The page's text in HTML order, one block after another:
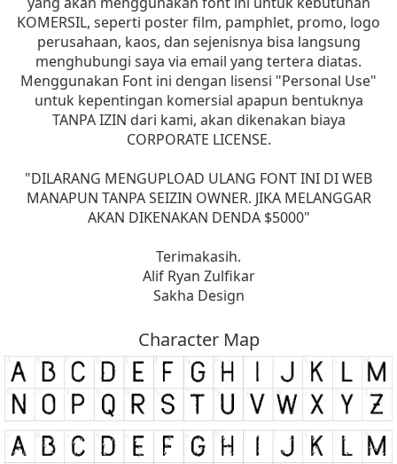
KOMERSIL, seperti poster film, pamphlet, promo, logo
perusahaan, kaos, dan sejenisnya bisa langsung
menghubungi saya via email yang tertera diatas.
Menggunakan Font ini dengan lisensi "Personal Use"
untuk kepentingan komersial apapun bentuknya
TANPA IZIN dari kami, akan dikenakan biaya
CORPORATE LICENSE.
"DILARANG MENGUPLOAD ULANG FONT INI DI WEB
MANAPUN TANPA SEIZIN OWNER. JIKA MELANGGAR
AKAN DIKENAKAN DENDA $5000"
Terimakasih.
Alif Ryan Zulfikar
Sakha Design
Character Map